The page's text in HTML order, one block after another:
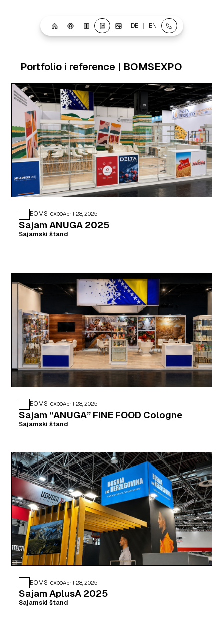
DE | EN
Portfolio i reference | BOMSEXPO
BOMS-expoApril 28, 2025
Sajam ANUGA 2025
Sajamski štand
BOMS-expoApril 28, 2025
Sajam “ANUGA” FINE FOOD Cologne
Sajamski štand
BOMS-expoApril 28, 2025
Sajam AplusA 2025
Sajamski štand